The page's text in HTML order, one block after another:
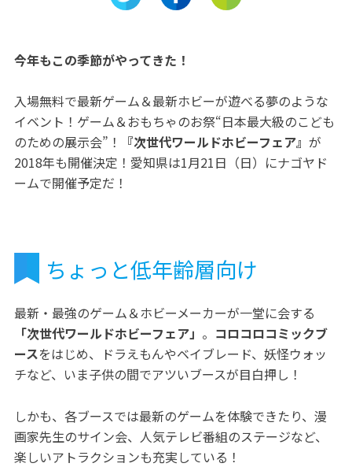
今年もこの季節がやってきた！
入場無料で最新ゲーム＆最新ホビーが遊べる夢のような
イベント！ゲーム＆おもちゃのお祭“日本最大級のこども
のための展示会”！
『次世代ワールドホビーフェア』 が
2018年も開催決定！愛知県は1月21日（日）にナゴヤド
ームで開催予定だ！
ちょっと低年齢層向け
最新・最強のゲーム＆ホビーメーカーが一堂に会する
「次世代ワールドホビーフェア」 。 コロコロコミックブ
ースをはじめ、ドラえもんやベイブレード、妖怪ウォッ
チなど、いま子供の間でアツいブースが目白押し！
しかも、各ブースでは最新のゲームを体験できたり、漫
画家先生のサイン会、人気テレビ番組のステージなど、
楽しいアトラクションも充実している！